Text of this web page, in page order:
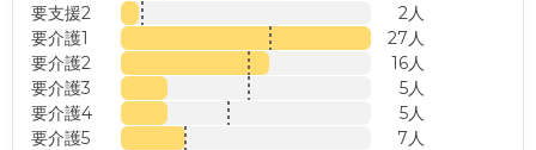
要支援2
2人
要介護1
27人
要介護2
16人
要介護3
5人
要介護4
5人
要介護5
7人